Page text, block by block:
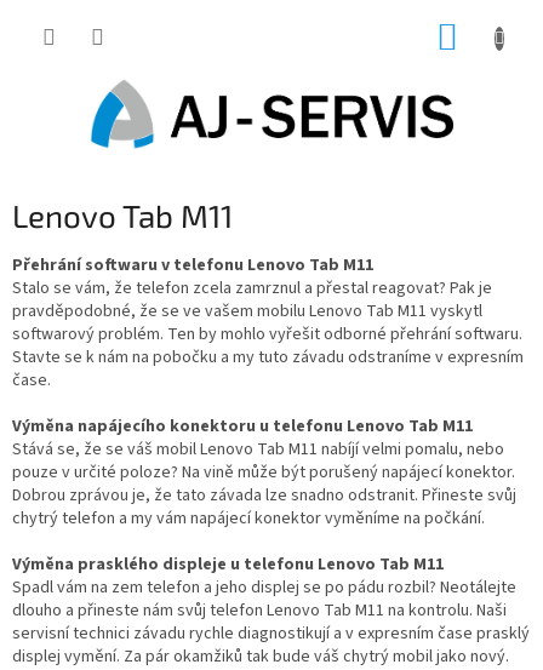
Lenovo Tab M11
Přehrání softwaru v telefonu Lenovo Tab M11
Stalo se vám, že telefon zcela zamrznul a přestal reagovat? Pak je
pravděpodobné, že se ve vašem mobilu Lenovo Tab M11 vyskytl
softwarový problém. Ten by mohlo vyřešit odborné přehrání softwaru.
Stavte se k nám na pobočku a my tuto závadu odstraníme v expresním
čase.
Výměna napájecího konektoru u telefonu Lenovo Tab M11
Stává se, že se váš mobil Lenovo Tab M11 nabíjí velmi pomalu, nebo
pouze v určité poloze? Na vině může být porušený napájecí konektor.
Dobrou zprávou je, že tato závada lze snadno odstranit. Přineste svůj
chytrý telefon a my vám napájecí konektor vyměníme na počkání.
Výměna prasklého displeje u telefonu Lenovo Tab M11
Spadl vám na zem telefon a jeho displej se po pádu rozbil? Neotálejte
dlouho a přineste nám svůj telefon Lenovo Tab M11 na kontrolu. Naši
servisní technici závadu rychle diagnostikují a v expresním čase prasklý
displej vymění. Za pár okamžiků tak bude váš chytrý mobil jako nový.